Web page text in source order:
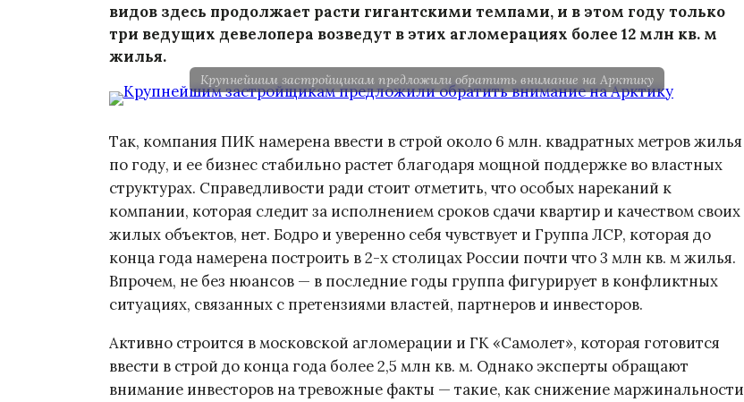
видов здесь продолжает расти гигантскими темпами, и в этом году только
три ведущих девелопера возведут в этих агломерациях более 12 млн кв. м
жилья.
Крупнейшим застройщикам предложили обратить внимание на Арктику
Так, компания ПИК намерена ввести в строй около 6 млн. квадратных метров жилья
по году, и ее бизнес стабильно растет благодаря мощной поддержке во властных
структурах. Справедливости ради стоит отметить, что особых нареканий к
компании, которая следит за исполнением сроков сдачи квартир и качеством своих
жилых объектов, нет. Бодро и уверенно себя чувствует и Группа ЛСР, которая до
конца года намерена построить в 2-х столицах России почти что 3 млн кв. м жилья.
Впрочем, не без нюансов — в последние годы группа фигурирует в конфликтных
ситуациях, связанных с претензиями властей, партнеров и инвесторов.
Активно строится в московской агломерации и ГК «Самолет», которая готовится
ввести в строй до конца года более 2,5 млн кв. м. Однако эксперты обращают
внимание инвесторов на тревожные факты — такие, как снижение маржинальности